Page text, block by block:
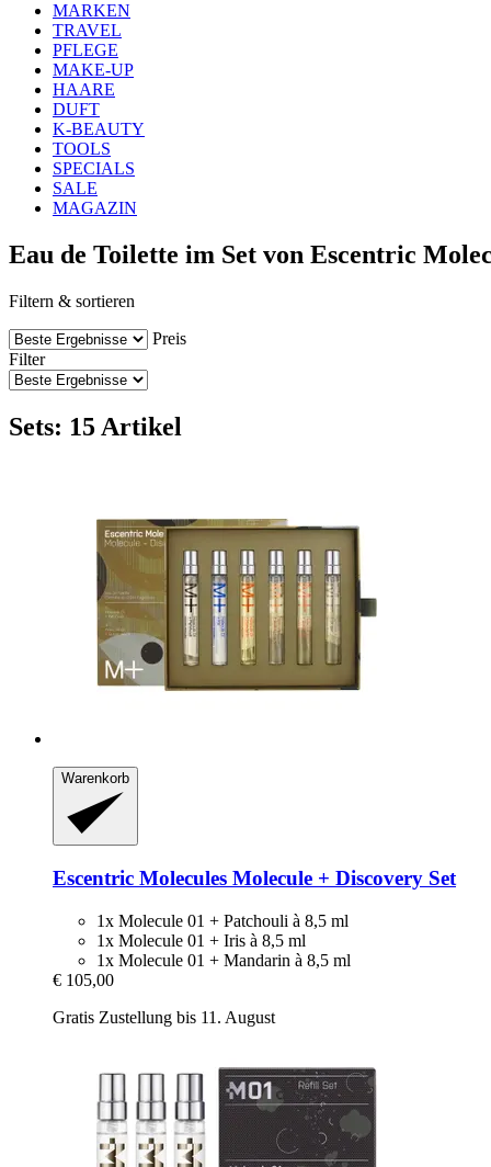
MARKEN
TRAVEL
PFLEGE
MAKE-UP
HAARE
DUFT
K-BEAUTY
TOOLS
SPECIALS
SALE
MAGAZIN
Eau de Toilette im Set von Escentric
Filtern & sortieren
Preis
Filter
Sets: 15 Artikel
Warenkorb
Escentric Molecules Molecule + Discovery Set
1x Molecule 01 + Patchouli à 8,5 ml
1x Molecule 01 + Iris à 8,5 ml
1x Molecule 01 + Mandarin à 8,5 ml
€ 105,00
Gratis Zustellung bis 11. August